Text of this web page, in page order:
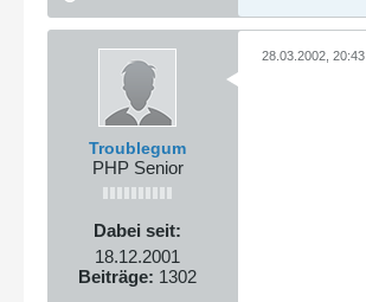
Troublegum
PHP Senior
Dabei seit:
18.12.2001
Beiträge: 1302
28.03.2002, 20:43